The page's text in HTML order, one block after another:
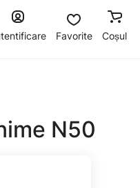
Favorite Coșul
N50